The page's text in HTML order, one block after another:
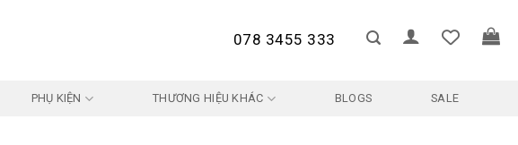
078 3455 333
PHỤ KIỆN THƯƠNG HIỆU KHÁC BLOGS
SALE